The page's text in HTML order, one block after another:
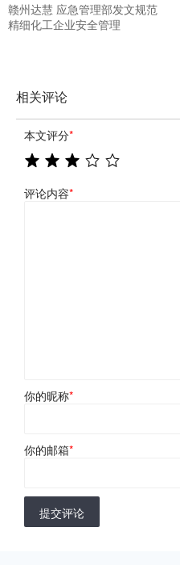
赣州达慧 应急管理部发文规范
精细化工企业安全管理
相关评论
本文评分*
评论内容*
你的昵称*
你的邮箱*
提交评论